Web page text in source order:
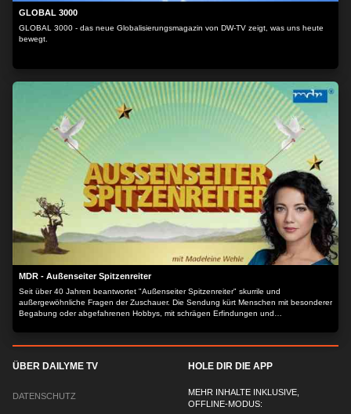
GLOBAL 3000
GLOBAL 3000 - das neue Globalisierungsmagazin von DW-TV zeigt, was uns heute
bewegt.
MDR - Außenseiter Spitzenreiter
Seit über 40 Jahren beantwortet "Außenseiter Spitzenreiter" skurrile und
außergewöhnliche Fragen der Zuschauer. Die Sendung kürt Menschen mit besonderer
Begabung oder abgefahrenen Hobbys, mit schrägen Erfindungen und
ÜBER DAILYME TV
DATENSCHUTZ
HOLE DIR DIE APP
MEHR INHALTE INKLUSIVE,
OFFLINE-MODUS: